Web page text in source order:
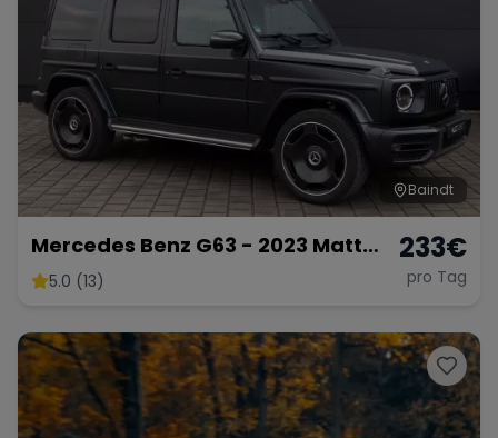
Tesla Dodge
Bugatti Lotus Maserati
Baindt
Mercedes Benz G63 - 2023 Matt
Schwarz
5.0 (13)
233€
pro Tag